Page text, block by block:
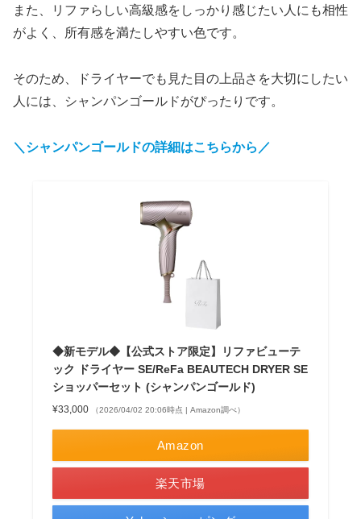
また、リファらしい高級感をしっかり感じたい人にも相性
がよく、所有感を満たしやすい色です。
そのため、ドライヤーでも見た目の上品さを大切にしたい
人には、シャンパンゴールドがぴったりです。
＼シャンパンゴールドの詳細はこちらから／
◆新モデル◆【公式ストア限定】リファビューテ
ック ドライヤー SE/ReFa BEAUTECH DRYER SE
ショッパーセット (シャンパンゴールド)
¥33,000 （2026/04/02 20:06時点 | Amazon調べ）
Amazon
楽天市場